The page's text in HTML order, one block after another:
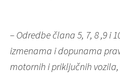
– Odredbe člana 5, 7, 8 ,9 i
izmenama i dopunama
motornih i priključnih